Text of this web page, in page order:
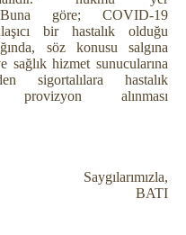
Buna göre; COVID-19
bir hastalık olduğu
söz konusu salgına
sağlık hizmet sunucularına
sigortalılara hastalık
provizyon alınması
Saygılarımızla,
BATI